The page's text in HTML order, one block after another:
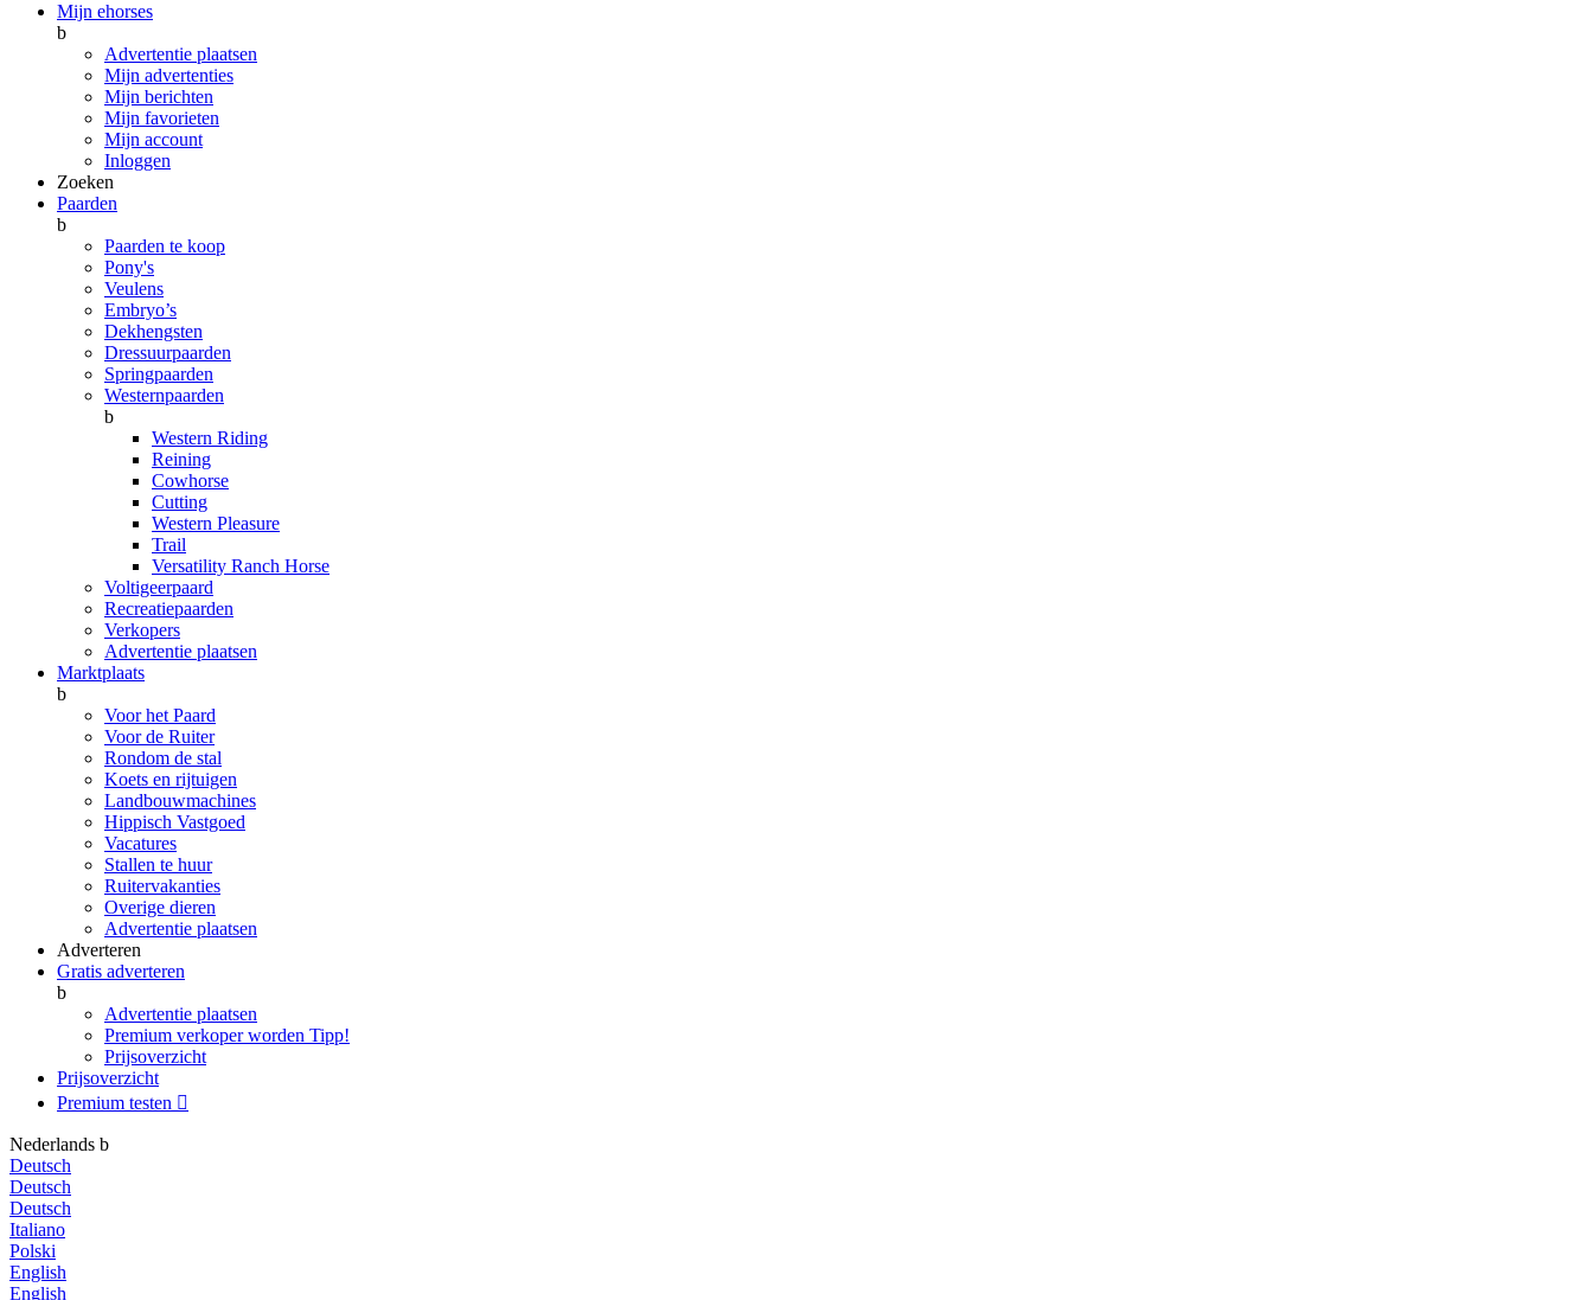
Mijn ehorses
b
Advertentie plaatsen
Mijn advertenties
Mijn berichten
Mijn favorieten
Mijn account
Inloggen
Zoeken
Paarden
b
Paarden te koop
Pony's
Veulens
Embryo’s
Dekhengsten
Dressuurpaarden
Springpaarden
Westernpaarden
b
Western Riding
Reining
Cowhorse
Cutting
Western Pleasure
Trail
Versatility Ranch Horse
Voltigeerpaard
Recreatiepaarden
Verkopers
Advertentie plaatsen
Marktplaats
b
Voor het Paard
Voor de Ruiter
Rondom de stal
Koets en rijtuigen
Landbouwmachines
Hippisch Vastgoed
Vacatures
Stallen te huur
Ruitervakanties
Overige dieren
Advertentie plaatsen
Adverteren
Gratis adverteren
b
Advertentie plaatsen
Premium verkoper worden Tipp!
Prijsoverzicht
Prijsoverzicht
Premium testen 
Nederlands b
Deutsch
Deutsch
Deutsch
Italiano
Polski
English
English